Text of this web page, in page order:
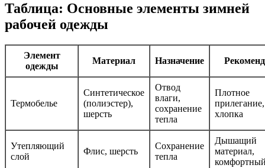
Таблица: Основные элементы зимней
рабочей одежды
Элемент
одежды
Материал Назначение
Термобелье
Синтетическое
(полиэстер),
шерсть
Отвод
влаги,
сохранение
тепла
Плотное
прилегание,
хлопка
Утепляющий
слой
Флис, шерсть
Сохранение
тепла
Дышащий
материал,